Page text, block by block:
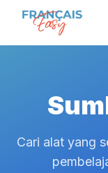
Skip to content
Cari alat yang